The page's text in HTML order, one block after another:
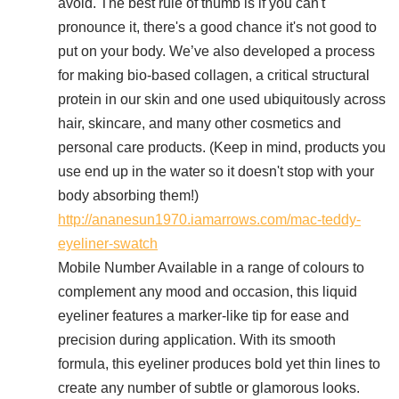
pronounce it, there's a good chance it's not good to
put on your body. We’ve also developed a process
for making bio-based collagen, a critical structural
protein in our skin and one used ubiquitously across
hair, skincare, and many other cosmetics and
personal care products. (Keep in mind, products you
use end up in the water so it doesn't stop with your
body absorbing them!)
http://ananesun1970.iamarrows.com/mac-teddy-
eyeliner-swatch
Mobile Number Available in a range of colours to
complement any mood and occasion, this liquid
eyeliner features a marker-like tip for ease and
precision during application. With its smooth
formula, this eyeliner produces bold yet thin lines to
create any number of subtle or glamorous looks.